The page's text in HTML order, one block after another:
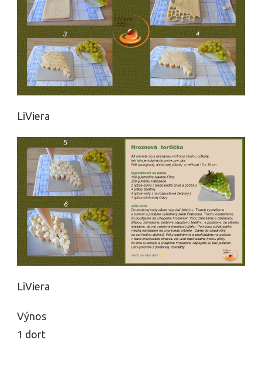
LiViera
LiViera
Výnos
1 dort